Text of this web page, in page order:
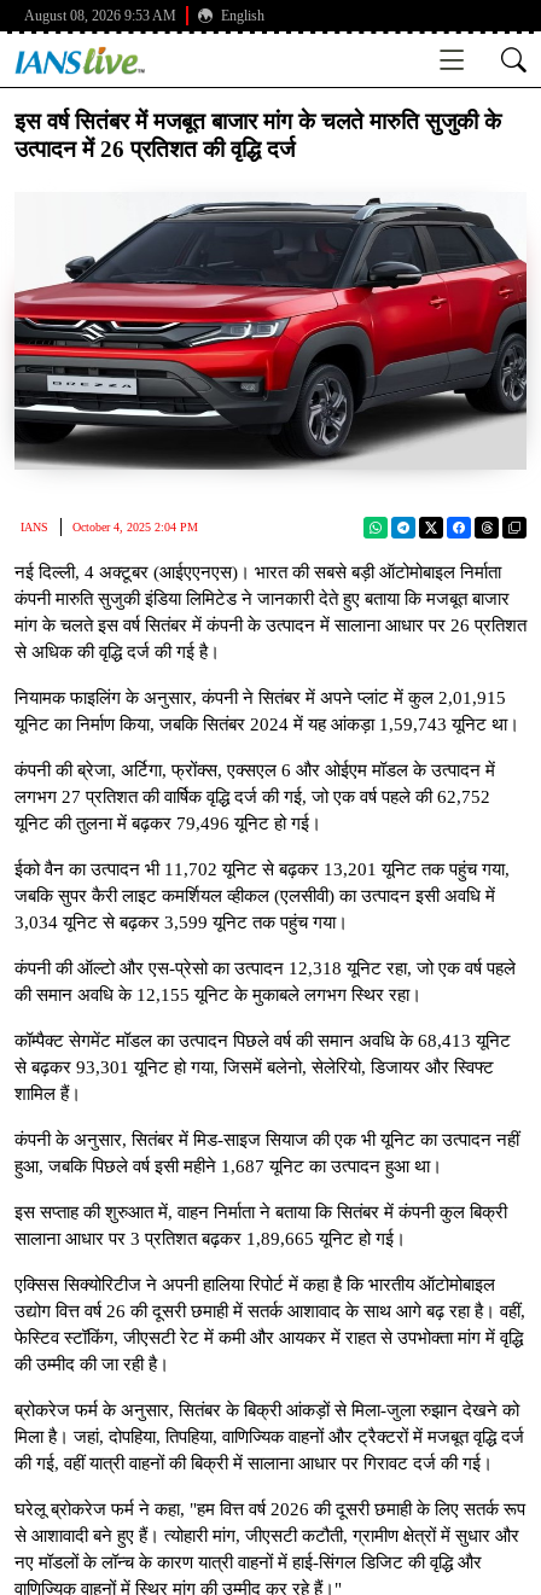
August 08, 2026 9:53 AM English
इस वर्ष सितंबर में मजबूत बाजार मांग के चलते मारुति सुजुकी के
उत्पादन में 26 प्रतिशत की वृद्धि दर्ज
IANS October 4, 2025 2:04 PM
नई दिल्ली, 4 अक्टूबर (आईएएनएस)। भारत की सबसे बड़ी ऑटोमोबाइल निर्माता
कंपनी मारुति सुजुकी इंडिया लिमिटेड ने जानकारी देते हुए बताया कि मजबूत बाजार
मांग के चलते इस वर्ष सितंबर में कंपनी के उत्पादन में सालाना आधार पर 26 प्रतिशत
से अधिक की वृद्धि दर्ज की गई है।
नियामक फाइलिंग के अनुसार, कंपनी ने सितंबर में अपने प्लांट में कुल 2,01,915
यूनिट का निर्माण किया, जबकि सितंबर 2024 में यह आंकड़ा 1,59,743 यूनिट था।
कंपनी की ब्रेजा, अर्टिगा, फ्रोंक्स, एक्सएल 6 और ओईएम मॉडल के उत्पादन में
लगभग 27 प्रतिशत की वार्षिक वृद्धि दर्ज की गई, जो एक वर्ष पहले की 62,752
यूनिट की तुलना में बढ़कर 79,496 यूनिट हो गई।
ईको वैन का उत्पादन भी 11,702 यूनिट से बढ़कर 13,201 यूनिट तक पहुंच गया,
जबकि सुपर कैरी लाइट कमर्शियल व्हीकल (एलसीवी) का उत्पादन इसी अवधि में
3,034 यूनिट से बढ़कर 3,599 यूनिट तक पहुंच गया।
कंपनी की ऑल्टो और एस-प्रेसो का उत्पादन 12,318 यूनिट रहा, जो एक वर्ष पहले
की समान अवधि के 12,155 यूनिट के मुकाबले लगभग स्थिर रहा।
कॉम्पैक्ट सेगमेंट मॉडल का उत्पादन पिछले वर्ष की समान अवधि के 68,413 यूनिट
से बढ़कर 93,301 यूनिट हो गया, जिसमें बलेनो, सेलेरियो, डिजायर और स्विफ्ट
शामिल हैं।
कंपनी के अनुसार, सितंबर में मिड-साइज सियाज की एक भी यूनिट का उत्पादन नहीं
हुआ, जबकि पिछले वर्ष इसी महीने 1,687 यूनिट का उत्पादन हुआ था।
इस सप्ताह की शुरुआत में, वाहन निर्माता ने बताया कि सितंबर में कंपनी कुल बिक्री
सालाना आधार पर 3 प्रतिशत बढ़कर 1,89,665 यूनिट हो गई।
एक्सिस सिक्योरिटीज ने अपनी हालिया रिपोर्ट में कहा है कि भारतीय ऑटोमोबाइल
उद्योग वित्त वर्ष 26 की दूसरी छमाही में सतर्क आशावाद के साथ आगे बढ़ रहा है। वहीं,
फेस्टिव स्टॉकिंग, जीएसटी रेट में कमी और आयकर में राहत से उपभोक्ता मांग में वृद्धि
की उम्मीद की जा रही है।
ब्रोकरेज फर्म के अनुसार, सितंबर के बिक्री आंकड़ों से मिला-जुला रुझान देखने को
मिला है। जहां, दोपहिया, तिपहिया, वाणिज्यिक वाहनों और ट्रैक्टरों में मजबूत वृद्धि दर्ज
की गई, वहीं यात्री वाहनों की बिक्री में सालाना आधार पर गिरावट दर्ज की गई।
घरेलू ब्रोकरेज फर्म ने कहा, "हम वित्त वर्ष 2026 की दूसरी छमाही के लिए सतर्क रूप
से आशावादी बने हुए हैं। त्योहारी मांग, जीएसटी कटौती, ग्रामीण क्षेत्रों में सुधार और
नए मॉडलों के लॉन्च के कारण यात्री वाहनों में हाई-सिंगल डिजिट की वृद्धि और
वाणिज्यिक वाहनों में स्थिर मांग की उम्मीद कर रहे हैं।"